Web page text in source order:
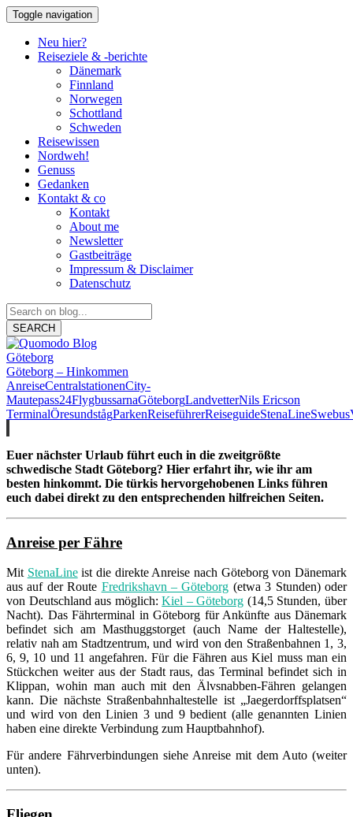
Toggle navigation
Neu hier?
Reiseziele & -berichte
Dänemark
Finnland
Norwegen
Schottland
Schweden
Reisewissen
Nordweh!
Genuss
Gedanken
Kontakt & co
Kontakt
About me
Newsletter
Gastbeiträge
Impressum & Disclaimer
Datenschutz
SEARCH
Göteborg
Göteborg – Hinkommen
AnreiseCentralstationenCity-
Mautepass24FlygbussarnaGöteborgLandvetterNils Ericson
TerminalÖresundstågParkenReiseführerReiseguideStenaLineSwebus
Euer nächster Urlaub führt euch in die zweitgrößte
schwedische Stadt Göteborg? Hier erfahrt ihr, wie ihr am
besten hinkommt. Die türkis hervorgehobenen Links führen
euch dabei direkt zu den entsprechenden hilfreichen Seiten.
Anreise per Fähre
Mit StenaLineist die direkte Anreise nach Göteborg von Dänemark
aus auf der Route Fredrikshavn – Göteborg (etwa 3 Stunden) oder
von Deutschland aus möglich:Kiel – Göteborg (14,5 Stunden, über
Nacht). Das Fährterminal in Göteborg für Ankünfte aus Dänemark
befindet sich am Masthuggstorget (auch Name der Haltestelle),
relativ nah am Stadtzentrum, und wird von den Straßenbahnen 1, 3,
6, 9, 10 und 11 angefahren. Für die Fähren aus Kiel muss man ein
Stückchen weiter aus der Stadt raus, das Terminal befindet sich in
Klippan, wohin man auch mit den Älvsnabben-Fähren gelangen
kann. Die nächste Straßenbahnhaltestelle ist „Jaegerdorffsplatsen“
und wird von den Linien 3 und 9 bedient (alle genannten Linien
haben eine direkte Verbindung zum Hauptbahnhof).
Für andere Fährverbindungen siehe Anreise mit dem Auto (weiter
unten).